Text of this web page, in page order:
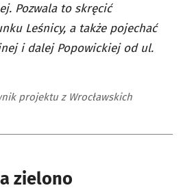
Pozwala to skręcić
Leśnicy, a także pojechać
i dalej Popowickiej od ul.
projektu z Wrocławskich
zielono